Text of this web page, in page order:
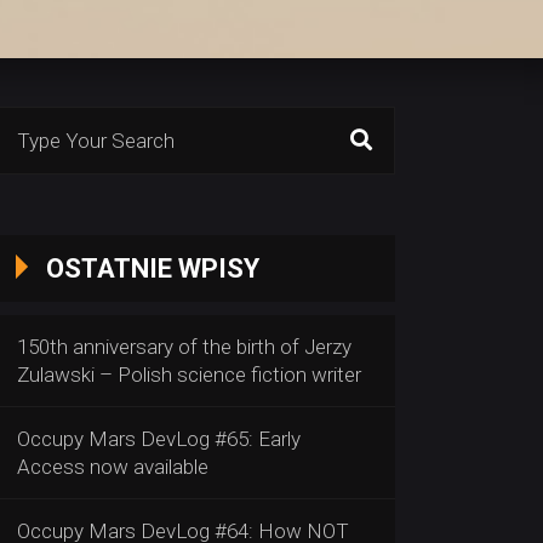
OSTATNIE WPISY
150th anniversary of the birth of Jerzy
Zulawski – Polish science fiction writer
Occupy Mars DevLog #65: Early
Access now available
Occupy Mars DevLog #64: How NOT